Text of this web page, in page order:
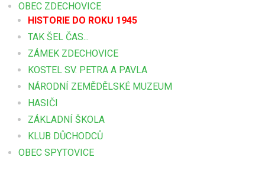
OBEC ZDECHOVICE
HISTORIE DO ROKU 1945
TAK ŠEL ČAS...
ZÁMEK ZDECHOVICE
KOSTEL SV. PETRA A PAVLA
NÁRODNÍ ZEMĚDĚLSKÉ MUZEUM
HASIČI
ZÁKLADNÍ ŠKOLA
KLUB DŮCHODCŮ
OBEC SPYTOVICE